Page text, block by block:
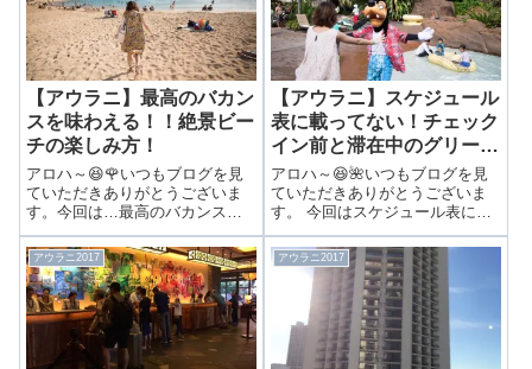
安に！アウラニ予約はミッキー
ネットで！ ア...
介しました。▶ショーレストラ
ンは英語の電...
【アウラニ】最高のバカン
スを味わえる！！絶景ビー
チの楽しみ方！
アロハ～😆🌹いつもブログを見
ていただきありがとうございま
す。今回は…最高のバカンスを
味わえる！！絶景ビーチの楽し
み方！ 前回はミッキー・ミニー
のペアとスティッチのグリーテ
ィングを紹介しました。▶大人
気！！ミッキー＆ミニーのペア
グリーティング...
【アウラニ】スケジュール
表に載ってない！チェック
イン前と滞在中のグリーテ
ィング情報の入手方法！
アロハ～😆🌺いつもブログを見
ていただきありがとうございま
す。 今回はスケジュール表に載
ってない！チェックイン前と滞
在中のグリーティング情報の入
手方法！ 前回はルアナラウンジ
を紹介しました。▶チェックイ
ン前でも遊べる！！ルアナラウ
ンジの使い方...
アウラニ2017 アウラニ2017